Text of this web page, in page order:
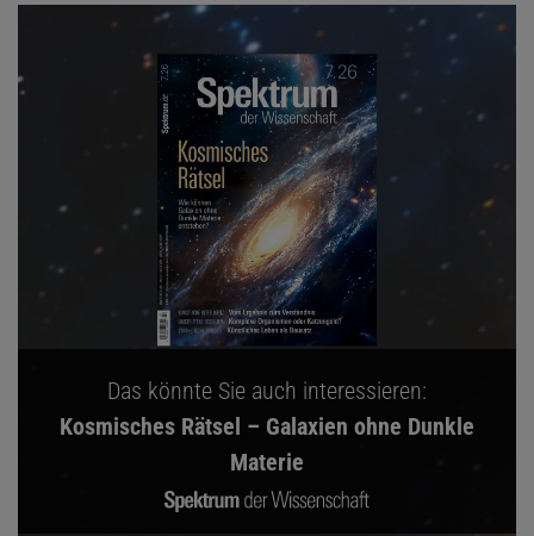
Das könnte Sie auch interessieren:
Kosmisches Rätsel – Galaxien ohne Dunkle
Materie